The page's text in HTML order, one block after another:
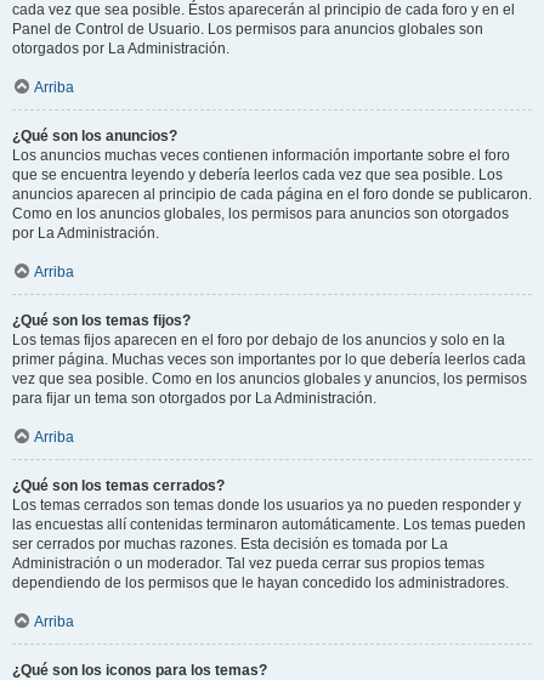
cada vez que sea posible. Éstos aparecerán al principio de cada foro y en el
Panel de Control de Usuario. Los permisos para anuncios globales son
otorgados por La Administración.
Arriba
¿Qué son los anuncios?
Los anuncios muchas veces contienen información importante sobre el foro
que se encuentra leyendo y debería leerlos cada vez que sea posible. Los
anuncios aparecen al principio de cada página en el foro donde se publicaron.
Como en los anuncios globales, los permisos para anuncios son otorgados
por La Administración.
Arriba
¿Qué son los temas fijos?
Los temas fijos aparecen en el foro por debajo de los anuncios y solo en la
primer página. Muchas veces son importantes por lo que debería leerlos cada
vez que sea posible. Como en los anuncios globales y anuncios, los permisos
para fijar un tema son otorgados por La Administración.
Arriba
¿Qué son los temas cerrados?
Los temas cerrados son temas donde los usuarios ya no pueden responder y
las encuestas allí contenidas terminaron automáticamente. Los temas pueden
ser cerrados por muchas razones. Esta decisión es tomada por La
Administración o un moderador. Tal vez pueda cerrar sus propios temas
dependiendo de los permisos que le hayan concedido los administradores.
Arriba
¿Qué son los iconos para los temas?